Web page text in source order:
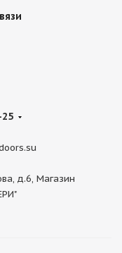
д.6, Магазин